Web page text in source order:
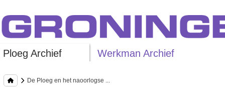
Ploeg Archief Werkman Archief
De Ploeg en het naoorlogse ...